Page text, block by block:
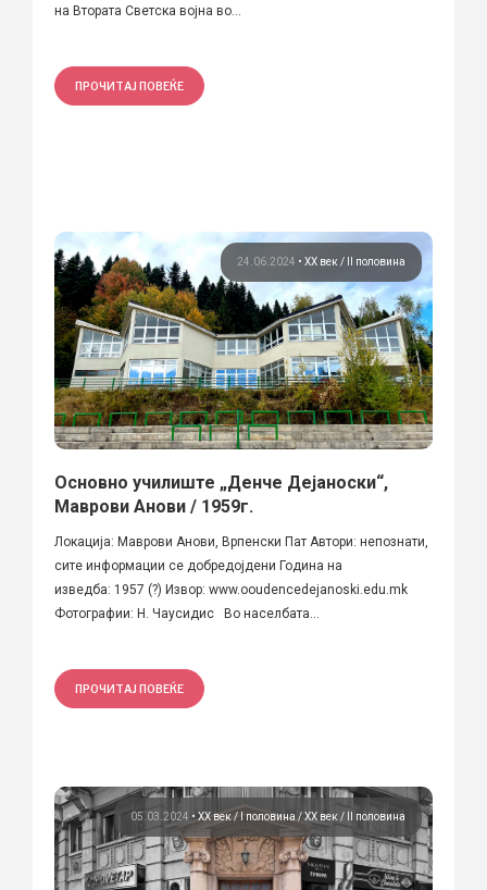
на Втората Светска војна во...
ПРОЧИТАЈ ПОВЕЌЕ
24.06.2024 • ХХ век / II половина
Основно училиште „Денче Дејаноски“,
Маврови Анови / 1959г.
Локација: Маврови Анови, Врпенски Пат Автори: непознати,
сите информации се добредојдени Година на
изведба: 1957 (?) Извор: www.ooudencedejanoski.edu.mk
Фотографии: Н. Чаусидис Во населбата...
ПРОЧИТАЈ ПОВЕЌЕ
05.03.2024 • ХХ век / I половина ХХ век / II половина